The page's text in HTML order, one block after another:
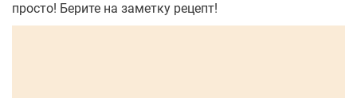
просто! Берите на заметку рецепт!